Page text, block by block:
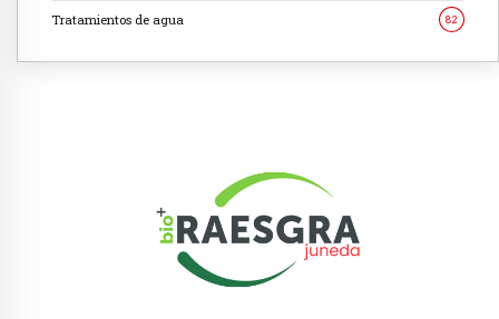
Tratamientos de agua 82